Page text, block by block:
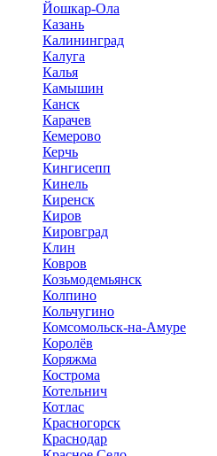
Йошкар-Ола
Казань
Калининград
Калуга
Калья
Камышин
Канск
Карачев
Кемерово
Керчь
Кингисепп
Кинель
Киренск
Киров
Кировград
Клин
Ковров
Козьмодемьянск
Колпино
Кольчугино
Комсомольск-на-Амуре
Королёв
Коряжма
Кострома
Котельнич
Котлас
Красногорск
Краснодар